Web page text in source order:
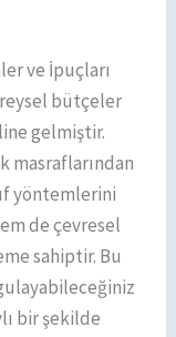
ve İpuçları
bütçeler
gelmiştir.
yöntemlerini
de çevresel
sahiptir. Bu
bir şekilde